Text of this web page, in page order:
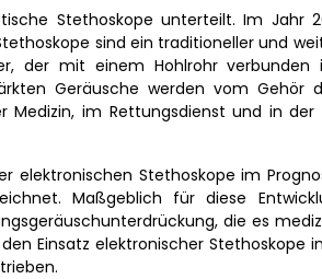
Stethoskope unterteilt. Im Jahr
sind ein traditioneller und
der mit einem Hohlrohr
Geräusche werden vom Gehör
im Rettungsdienst und in
elektronischen Stethoskope im
Maßgeblich für diese
die es
Einsatz elektronischer Stethoskope